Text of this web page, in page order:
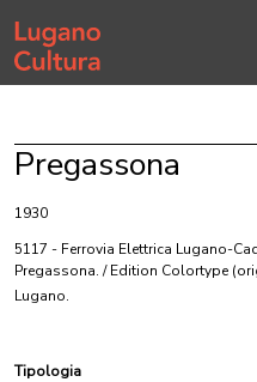
Home page
Pregassona
1930
5117 - Ferrovia Elettrica Lugano-
Pregassona. / Edition Colortype
Lugano.
Tipologia